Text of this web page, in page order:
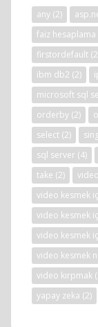
any (2)
faiz hesaplama
firstordefault
ibm db2 (2)
microsoft sql
orderby (2)
select (2)
sql server (4)
take (2)
video kesmek
video kesmek
video kesmek
video kesmek
video kırpmak
yapay zeka (2)